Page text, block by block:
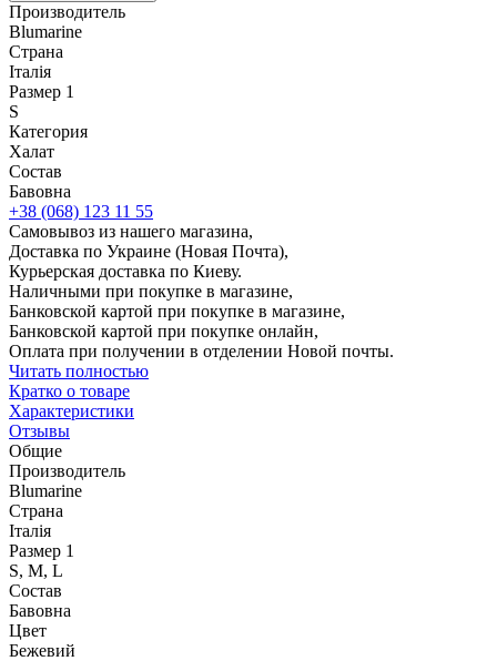
Производитель
Blumarine
Страна
Італія
Размер 1
S
Категория
Халат
Состав
Бавовна
+38 (068) 123 11 55
Самовывоз из нашего магазина,
Доставка по Украине (Новая Почта),
Курьерская доставка по Киеву.
Наличными при покупке в магазине,
Банковской картой при покупке в магазине,
Банковской картой при покупке онлайн,
Оплата при получении в отделении Новой почты.
Читать полностью
Кратко о товаре
Характеристики
Отзывы
Общие
Производитель
Blumarine
Страна
Італія
Размер 1
S, M, L
Состав
Бавовна
Цвет
Бежевий